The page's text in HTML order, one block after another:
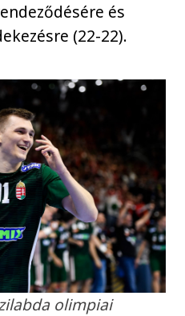
és
(22-22).
olimpiai